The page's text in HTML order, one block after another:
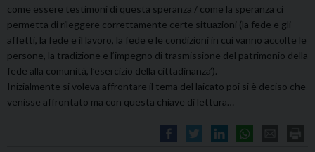
come essere testimoni di questa speranza / come la speranza ci
permetta di rileggere correttamente certe situazioni (la fede e gli
affetti, la fede e il lavoro, la fede e le condizioni in cui vanno accolte le
persone, la tradizione e l’impegno di trasmissione del patrimonio della
fede alla comunità, l’esercizio della cittadinanza’).
Inizialmente si voleva affrontare il tema del laicato poi si è deciso che
venisse affrontato ma con questa chiave di lettura…